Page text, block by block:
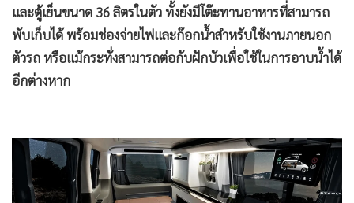
และตู้เย็นขนาด 36 ลิตรในตัว ทั้งยังมีโต๊ะทานอาหารที่สามารถ
พับเก็บได้ พร้อมช่องจ่ายไฟและก๊อกน้ำสำหรับใช้งานภายนอก
ตัวรถ หรือแม้กระทั่งสามารถต่อกับฝักบัวเพื่อใช้ในการอาบน้ำได้
อีกต่างหาก